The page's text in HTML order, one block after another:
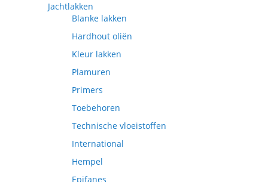
Jachtlakken
Blanke lakken
Hardhout oliën
Kleur lakken
Plamuren
Primers
Toebehoren
Technische vloeistoffen
International
Hempel
Epifanes